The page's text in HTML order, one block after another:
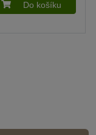
Do košíku